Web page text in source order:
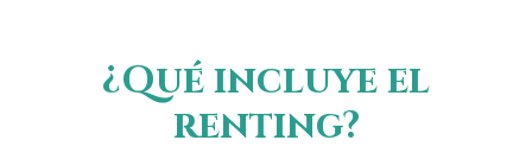
¿Qué incluye el
renting?